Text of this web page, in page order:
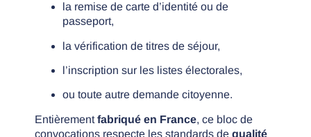
la remise de carte d’identité ou de
passeport,
la vérification de titres de séjour,
l’inscription sur les listes électorales,
ou toute autre demande citoyenne.
Entièrementfabriqué en France, ce bloc de
convocations respecte les standards de qualité